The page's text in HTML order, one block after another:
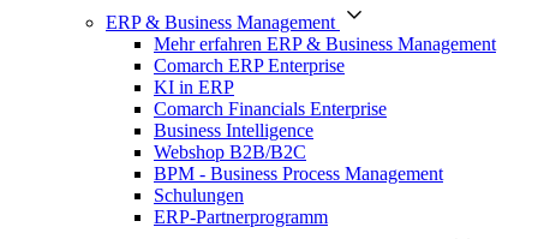
ERP & Business Management
Mehr erfahren ERP & Business Management
Comarch ERP Enterprise
KI in ERP
Comarch Financials Enterprise
Business Intelligence
Webshop B2B/B2C
BPM - Business Process Management
Schulungen
ERP-Partnerprogramm